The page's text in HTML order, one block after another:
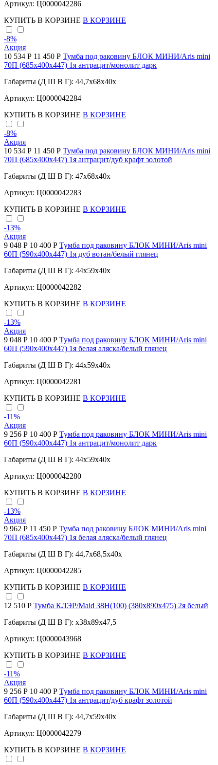
Артикул: Ц0000042286
КУПИТЬ В КОРЗИНЕ В КОРЗИНЕ
-8%
Акция
10 534 Р 11 450 Р Тумба под раковину БЛОК МИНИ/Aris mini
70П (685х400х447) 1я антрацит/монолит дарк
Габариты (Д Ш В Г): 44,7x68x40x
Артикул: Ц0000042284
КУПИТЬ В КОРЗИНЕ В КОРЗИНЕ
-8%
Акция
10 534 Р 11 450 Р Тумба под раковину БЛОК МИНИ/Aris mini
70П (685х400х447) 1я антрацит/дуб крафт золотой
Габариты (Д Ш В Г): 47x68x40x
Артикул: Ц0000042283
КУПИТЬ В КОРЗИНЕ В КОРЗИНЕ
-13%
Акция
9 048 Р 10 400 Р Тумба под раковину БЛОК МИНИ/Aris mini
60П (590х400х447) 1я дуб вотан/белый глянец
Габариты (Д Ш В Г): 44x59x40x
Артикул: Ц0000042282
КУПИТЬ В КОРЗИНЕ В КОРЗИНЕ
-13%
Акция
9 048 Р 10 400 Р Тумба под раковину БЛОК МИНИ/Aris mini
60П (590х400х447) 1я белая аляска/белый глянец
Габариты (Д Ш В Г): 44x59x40x
Артикул: Ц0000042281
КУПИТЬ В КОРЗИНЕ В КОРЗИНЕ
-11%
Акция
9 256 Р 10 400 Р Тумба под раковину БЛОК МИНИ/Aris mini
60П (590х400х447) 1я антрацит/монолит дарк
Габариты (Д Ш В Г): 44x59x40x
Артикул: Ц0000042280
КУПИТЬ В КОРЗИНЕ В КОРЗИНЕ
-13%
Акция
9 962 Р 11 450 Р Тумба под раковину БЛОК МИНИ/Aris mini
70П (685х400х447) 1я белая аляска/белый глянец
Габариты (Д Ш В Г): 44,7x68,5x40x
Артикул: Ц0000042285
КУПИТЬ В КОРЗИНЕ В КОРЗИНЕ
12 510 Р Тумба КЛЭР/Maid 38Н(100) (380х890х475) 2я белый
Габариты (Д Ш В Г): x38x89x47,5
Артикул: Ц0000043968
КУПИТЬ В КОРЗИНЕ В КОРЗИНЕ
-11%
Акция
9 256 Р 10 400 Р Тумба под раковину БЛОК МИНИ/Aris mini
60П (590х400х447) 1я антрацит/дуб крафт золотой
Габариты (Д Ш В Г): 44,7x59x40x
Артикул: Ц0000042279
КУПИТЬ В КОРЗИНЕ В КОРЗИНЕ